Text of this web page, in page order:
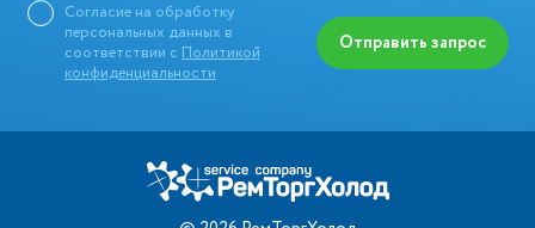
Согласие на обработку
персональных данных в
соответствии с Политикой
конфиденциальности
Отправить запрос